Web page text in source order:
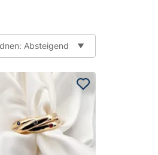
Absteigend